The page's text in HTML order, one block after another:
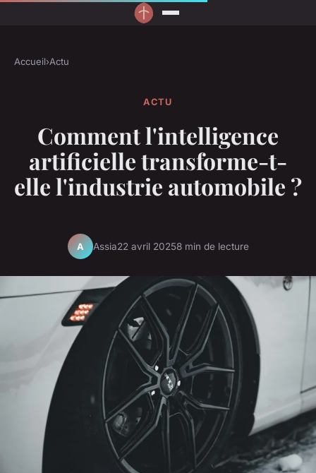
Accueil›Actu
ACTU
Comment l'intelligence
artificielle transforme-t-
elle l'industrie automobile ?
A Assia22 avril 20258 min de lecture